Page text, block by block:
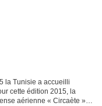
la Tunisie a accueilli
cette édition 2015, la
aérienne « Circaète »